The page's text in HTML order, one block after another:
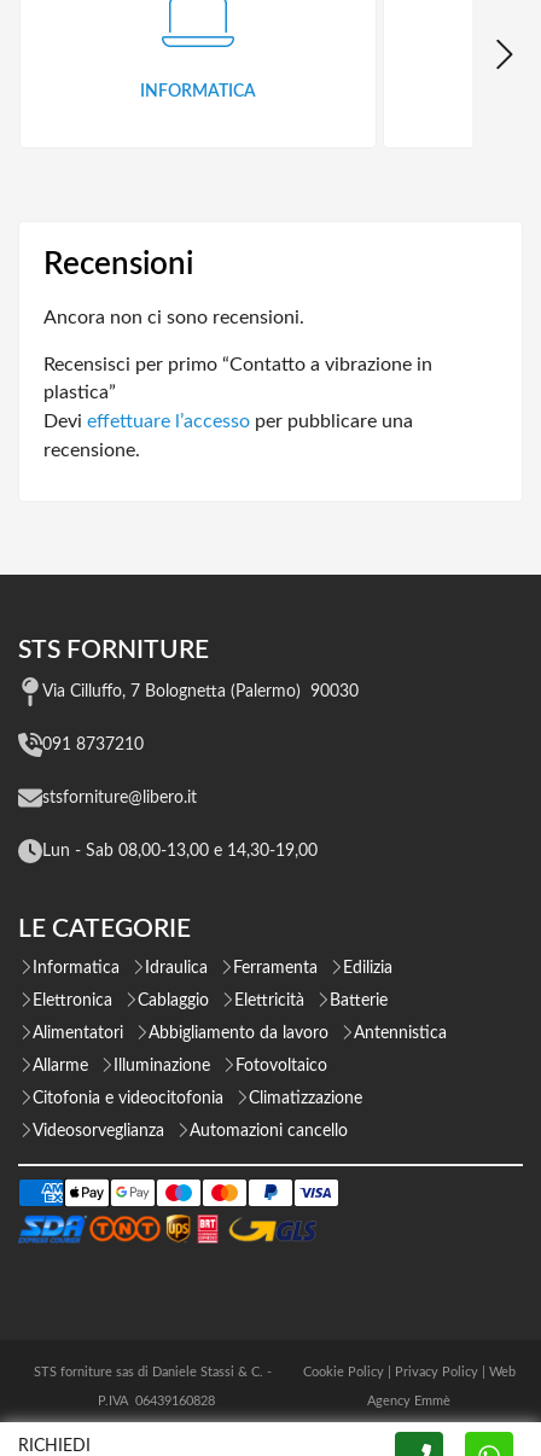
INFORMATICA
Recensioni
Ancora non ci sono recensioni.
Recensisci per primo “Contatto a vibrazione in
plastica”
Devi effettuare l’accesso per pubblicare una
recensione.
STS FORNITURE
Via Cilluffo, 7 Bolognetta (Palermo) 90030
091 8737210
stsforniture@libero.it
Lun - Sab 08,00-13,00 e 14,30-19,00
LE CATEGORIE
Informatica Idraulica Ferramenta
Edilizia
Elettronica
Cablaggio Elettricità
Batterie
Alimentatori
Abbigliamento da lavoro
Antennistica
Allarme
Illuminazione
Fotovoltaico
Citofonia e videocitofonia
Climatizzazione
Videosorveglianza
Automazioni cancello
STS forniture sas di Daniele Stassi & C. -
P.IVA 06439160828
Cookie Policy| Privacy Policy| Web
Agency Emmè
RICHIEDI